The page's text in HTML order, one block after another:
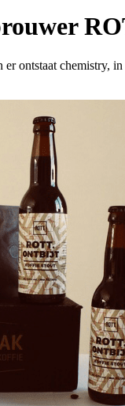
ontstaat chemistry,